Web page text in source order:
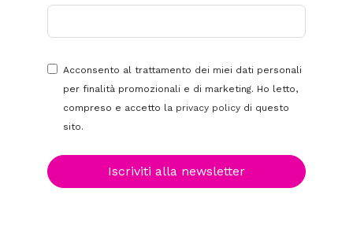
Acconsento al trattamento dei miei dati personali
per finalità promozionali e di marketing. Ho letto,
compreso e accetto la privacy policy di questo
sito.
Iscriviti alla newsletter